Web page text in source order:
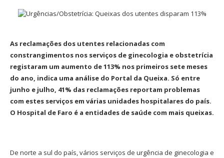
As reclamações dos utentes relacionadas com
constrangimentos nos serviços de ginecologia e obstetrícia
registaram um aumento de 113% nos primeiros sete meses
do ano, indica uma análise do Portal da Queixa. Só entre
junho e julho, 41% das reclamações reportam problemas
com estes serviços em várias unidades hospitalares do país.
O Hospital de Faro é a entidades de saúde com mais queixas.
De norte a sul do país, vários serviços de urgência de ginecologia e